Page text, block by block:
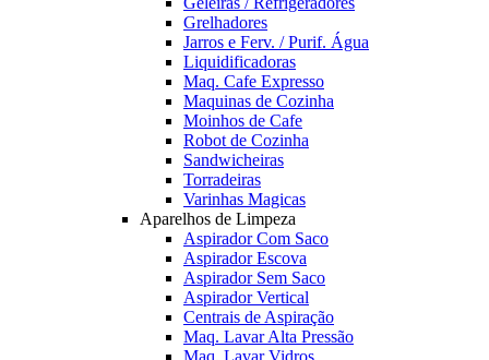
Grelhadores
Jarros e Ferv. / Purif. Água
Liquidificadoras
Maq. Cafe Expresso
Maquinas de Cozinha
Moinhos de Cafe
Robot de Cozinha
Sandwicheiras
Torradeiras
Varinhas Magicas
Aparelhos de Limpeza
Aspirador Com Saco
Aspirador Escova
Aspirador Sem Saco
Aspirador Vertical
Centrais de Aspiração
Maq. Lavar Alta Pressão
Maq. Lavar Vidros